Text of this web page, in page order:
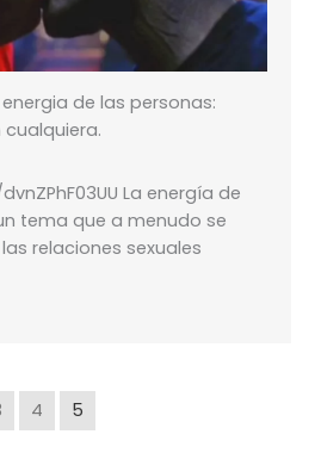
de las personas:
La energía de
tema que a menudo se
relaciones sexuales
4 5